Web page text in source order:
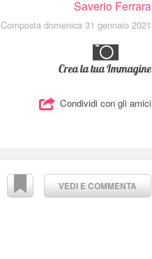
Saverio Ferrara
Composta domenica 31 gennaio 2021
Crea la tua Immagine
Condividi con gli amici
VEDI E COMMENTA